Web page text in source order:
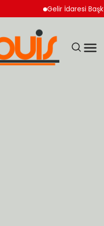
Gelir İdaresi